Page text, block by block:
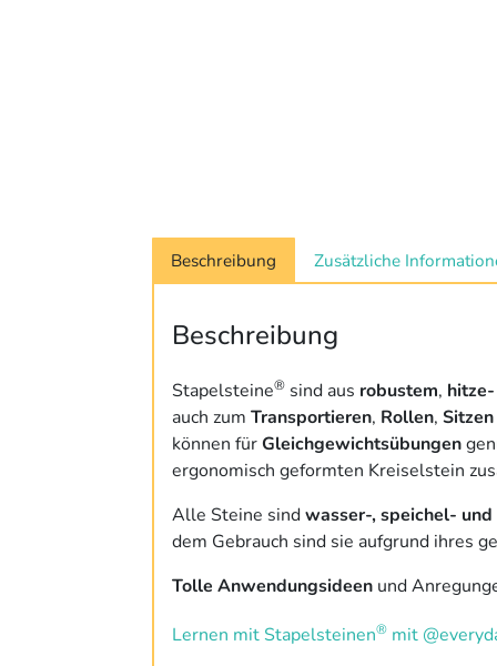
Beschreibung Zusätzliche
Beschreibung
Stapelsteine® sind aus robustem,
auch zum Transportieren, Rollen, Sitzen
können fürGleichgewichtsübungen
ergonomisch geformten Kreiselstein
Alle Steine sindwasser-, speichel-
dem Gebrauch sind sie aufgrund ihres
Tolle Anwendungsideen und
Lernen mit Stapelsteinen® mit